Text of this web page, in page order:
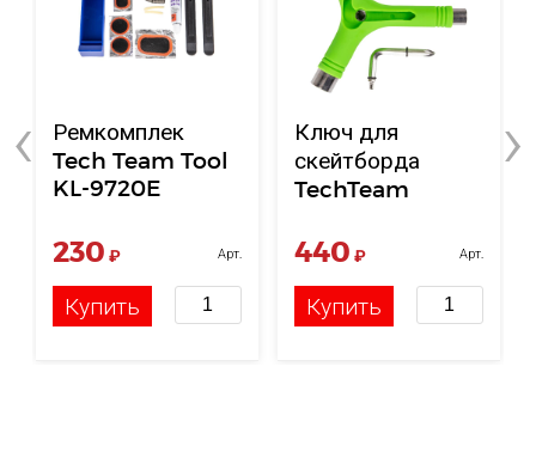
Ремкомплек
Tech Team Tool
KL-9720E
230 ₽
Арт.
Купить
Ключ для
скейтборда
TechTeam
440 ₽
Арт.
Купить
‹ ›